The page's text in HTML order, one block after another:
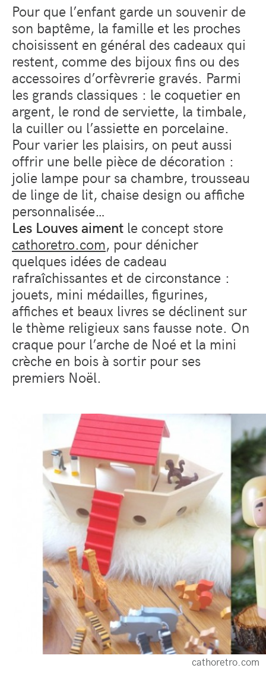
Pour que l’enfant garde un souvenir de
son baptême, la famille et les proches
choisissent en général des cadeaux qui
restent, comme des bijoux fins ou des
accessoires d’orfèvrerie gravés. Parmi
les grands classiques : le coquetier en
argent, le rond de serviette, la timbale,
la cuiller ou l’assiette en porcelaine.
Pour varier les plaisirs, on peut aussi
offrir une belle pièce de décoration :
jolie lampe pour sa chambre, trousseau
de linge de lit, chaise design ou affiche
personnalisée…
Les Louves aiment le concept store
cathoretro.com, pour dénicher
quelques idées de cadeau
rafraîchissantes et de circonstance :
jouets, mini médailles, figurines,
affiches et beaux livres se déclinent sur
le thème religieux sans fausse note. On
craque pour l’arche de Noé et la mini
crèche en bois à sortir pour ses
premiers Noël.
cathoretro.com